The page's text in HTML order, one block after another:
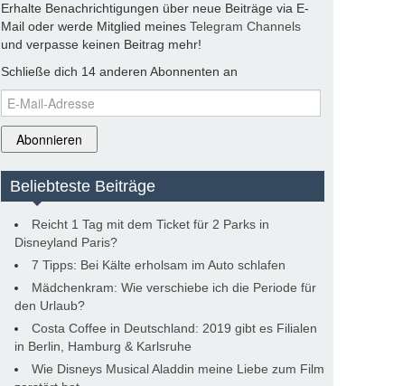
Erhalte Benachrichtigungen über neue Beiträge via E-
Mail oder werde Mitglied meines Telegram Channels
und verpasse keinen Beitrag mehr!
Schließe dich 14 anderen Abonnenten an
E-
Mail-
Adresse
Abonnieren
Beliebteste Beiträge
Reicht 1 Tag mit dem Ticket für 2 Parks in
Disneyland Paris?
7 Tipps: Bei Kälte erholsam im Auto schlafen
Mädchenkram: Wie verschiebe ich die Periode für
den Urlaub?
Costa Coffee in Deutschland: 2019 gibt es Filialen
in Berlin, Hamburg & Karlsruhe
Wie Disneys Musical Aladdin meine Liebe zum Film